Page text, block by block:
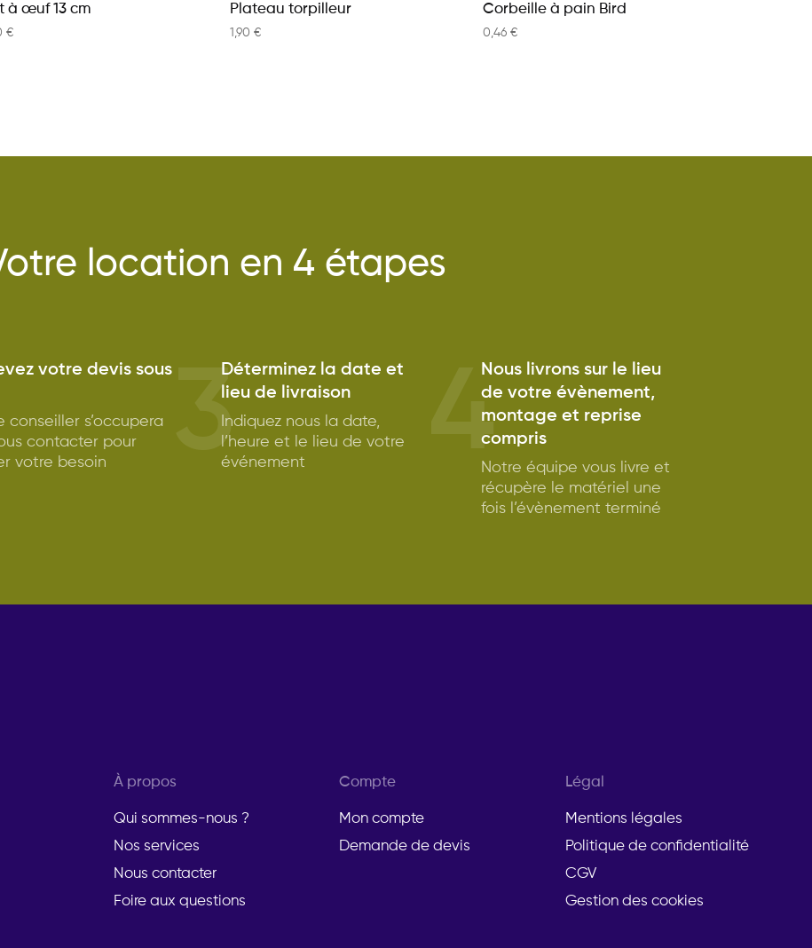
à œuf 13 cm
€
Plateau torpilleur
1,90 €
Corbeille à pain Bird
0,46 €
location en 4 étapes
votre devis sous
conseiller s’occupera
contacter pour
votre besoin
3
Déterminez la date et
lieu de livraison
Indiquez nous la date,
l’heure et le lieu de votre
événement
4
Nous livrons sur le lieu
de votre évènement,
montage et reprise
compris
Notre équipe vous livre et
récupère le matériel une
fois l’évènement terminé
À propos
Qui sommes-nous ?
Nos services
Nous contacter
Foire aux questions
Compte
Mon compte
Demande de devis
Légal
Mentions légales
Politique de confidentialité
CGV
Gestion des cookies